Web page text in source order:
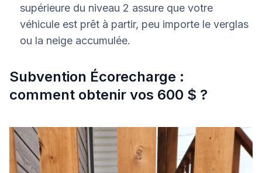
supérieure du niveau 2 assure que votre
véhicule est prêt à partir, peu importe le verglas
ou la neige accumulée.
Subvention Écorecharge :
comment obtenir vos 600 $ ?